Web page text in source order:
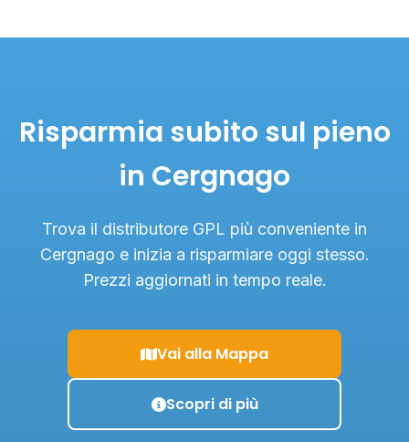
Risparmia subito sul pieno
in Cergnago
Trova il distributore GPL più conveniente in
Cergnago e inizia a risparmiare oggi stesso.
Prezzi aggiornati in tempo reale.
Vai alla Mappa
Scopri di più